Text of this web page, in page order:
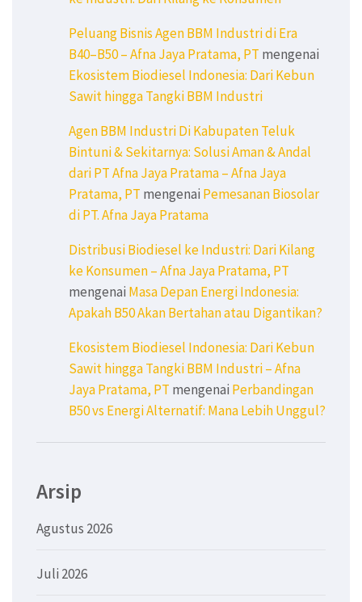
Peluang Bisnis Agen BBM Industri di Era
B40–B50 – Afna Jaya Pratama, PT mengenai
Ekosistem Biodiesel Indonesia: Dari Kebun
Sawit hingga Tangki BBM Industri
Agen BBM Industri Di Kabupaten Teluk
Bintuni & Sekitarnya: Solusi Aman & Andal
dari PT Afna Jaya Pratama – Afna Jaya
Pratama, PT mengenai Pemesanan Biosolar
di PT. Afna Jaya Pratama
Distribusi Biodiesel ke Industri: Dari Kilang
ke Konsumen – Afna Jaya Pratama, PT
mengenai Masa Depan Energi Indonesia:
Apakah B50 Akan Bertahan atau Digantikan?
Ekosistem Biodiesel Indonesia: Dari Kebun
Sawit hingga Tangki BBM Industri – Afna
Jaya Pratama, PT mengenai Perbandingan
B50 vs Energi Alternatif: Mana Lebih Unggul?
Arsip
Agustus 2026
Juli 2026